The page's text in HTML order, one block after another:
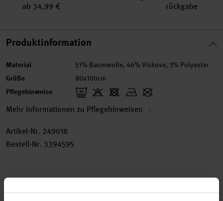
ab 34,99 €
rückgabe
Produktinformation
Material 51% Baumwolle, 46% Viskose, 3% Polyester
Größe 80x100cm
Pflegehinweise
Mehr Informationen zu Pflegehinweisen
Artikel-Nr. 249018
Bestell-Nr. 3394595
Produktbeschreibung